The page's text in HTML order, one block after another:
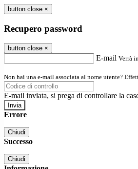
button close ×
Recupero password
button close ×
E-mail Verrà
Non hai una e-mail associata al nome utente?
E-mail inviata, si prega di controllare la
Errore
Chiudi
Successo
Chiudi